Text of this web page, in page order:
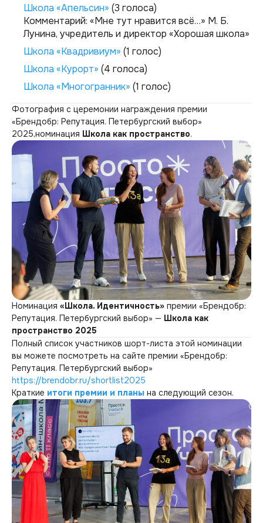
Школа «Апельсин» (3 голоса)
Комментарий: «Мне тут нравится всё…» М. Б.
Лунина, учредитель и директор «Хорошая школа»
Школа «Квадривиум» (1 голос)
Школа «Курорт» (4 голоса)
Школа «Многогранник» (1 голос)
Фотография с церемонии награждения премии
«Брендобр: Репутация. Петербургский выбор»
2025,номинация Школа как пространство.
Номинация «Школа. Идентичность» премии «Брендобр:
Репутация. Петербургский выбор» — Школа как
пространство 2025
Полный список участников шорт-листа этой номинации
вы можете посмотреть на сайте премии «Брендобр:
Репутация. Петербургский выбор»
https://brendobr.ru/shortlist2025
Краткие итоги премии и планы на следующий сезон.